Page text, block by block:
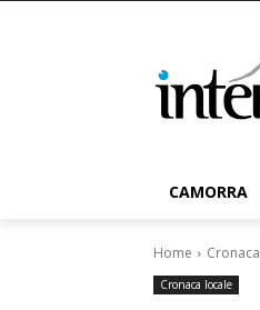
CAMORRA
Home Cronaca
Cronaca locale